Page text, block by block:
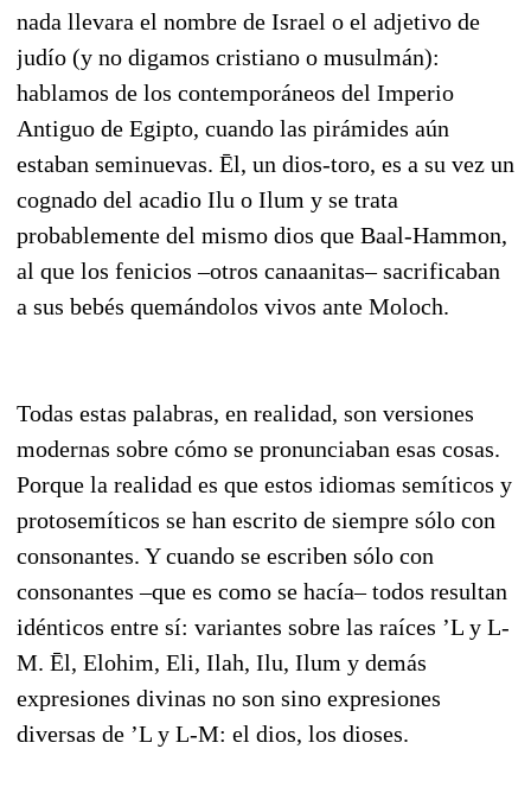
nada llevara el nombre de Israel o el adjetivo de
judío (y no digamos cristiano o musulmán):
hablamos de los contemporáneos del Imperio
Antiguo de Egipto, cuando las pirámides aún
estaban seminuevas. Ēl, un dios-toro, es a su vez un
cognado del acadio Ilu o Ilum y se trata
probablemente del mismo dios que Baal-Hammon,
al que los fenicios –otros canaanitas– sacrificaban
a sus bebés quemándolos vivos ante Moloch.
Todas estas palabras, en realidad, son versiones
modernas sobre cómo se pronunciaban esas cosas.
Porque la realidad es que estos idiomas semíticos y
protosemíticos se han escrito de siempre sólo con
consonantes. Y cuando se escriben sólo con
consonantes –que es como se hacía– todos resultan
idénticos entre sí: variantes sobre las raíces ’L y L-
M. Ēl, Elohim, Eli, Ilah, Ilu, Ilum y demás
expresiones divinas no son sino expresiones
diversas de ’L y L-M: el dios, los dioses.